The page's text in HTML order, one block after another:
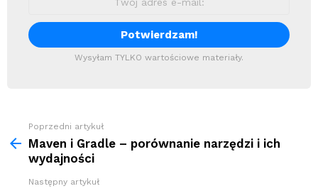
Wysyłam TYLKO wartościowe materiały.
Zobacz
więcej
Poprzedni artykuł
Maven i Gradle – porównanie narzędzi i ich
wydajności
Następny artykuł